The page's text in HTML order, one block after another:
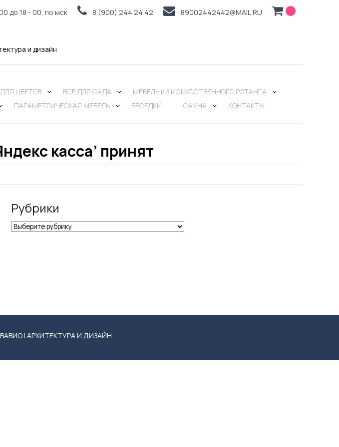
до 18 - 00, по мск 8 (900) 244 24 42 89002442442@MAIL.RU
ЦВЕТОВ ВСЕ ДЛЯ САДА
МЕБЕЛЬ ИЗ ИСКУССТВЕННОГО РОТАНГА
ПАРАМЕТРИЧЕСКАЯ МЕБЕЛЬ БЕСЕДКИ САУНА КОНТАКТЫ
касса’ принят
Рубрики
Рубрики
ВАВИО | АРХИТЕКТУРА И ДИЗАЙН